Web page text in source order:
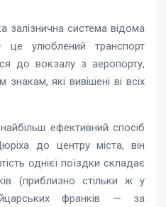
система відома
улюблений транспорт
до вокзалу з аеропорту,
які вивішені ві всіх
ефективний спосіб
до центру міста, він
однієї поїздки складає
(приблизно стільки ж у
франків — за